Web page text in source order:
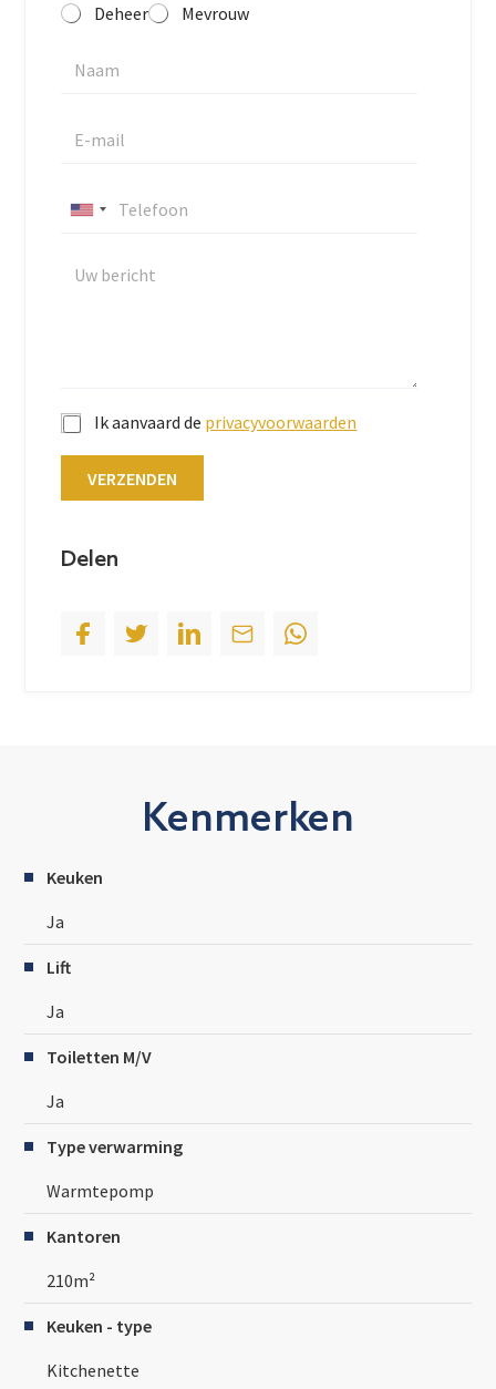
Deheer Mevrouw
U
i
a
t
1
Ik aanvaard de privacyvoorwaarden
VERZENDEN
Delen
Kenmerken
Keuken
Ja
Lift
Ja
Toiletten M/V
Ja
Type verwarming
Warmtepomp
Kantoren
210m²
Keuken - type
Kitchenette